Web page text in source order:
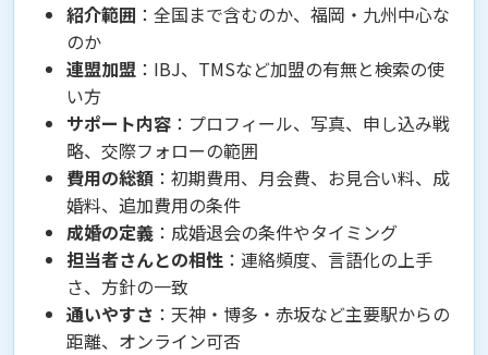
紹介範囲 ：全国まで含むのか、福岡・九州中心な
のか
連盟加盟 ：IBJ、TMSなど加盟の有無と検索の使
い方
サポート内容 ：プロフィール、写真、申し込み戦
略、交際フォローの範囲
費用の総額 ：初期費用、月会費、お見合い料、成
婚料、追加費用の条件
成婚の定義 ：成婚退会の条件やタイミング
担当者さんとの相性 ：連絡頻度、言語化の上手
さ、方針の一致
通いやすさ ：天神・博多・赤坂など主要駅からの
距離、オンライン可否